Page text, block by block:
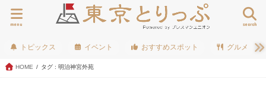
search
menu
トピックス イベント おすすめスポット グルメ
HOME タグ : 明治神宮外苑